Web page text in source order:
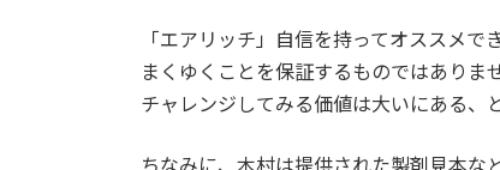
「エアリッチ」自信を持ってオススメ
まくゆくことを保証するものではありま
チャレンジしてみる価値は大いにある、
ちなみに、木村は提供された製剤見本な